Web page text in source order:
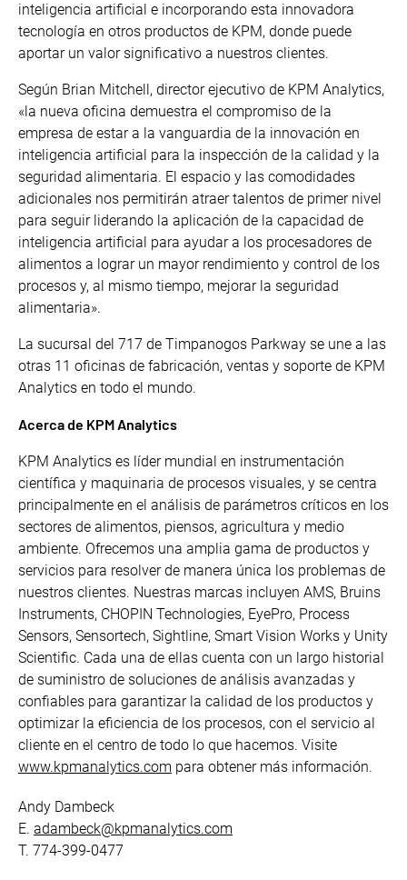
inteligencia artificial e incorporando esta innovadora
tecnología en otros productos de KPM, donde puede
aportar un valor significativo a nuestros clientes.
Según Brian Mitchell, director ejecutivo de KPM Analytics,
«la nueva oficina demuestra el compromiso de la
empresa de estar a la vanguardia de la innovación en
inteligencia artificial para la inspección de la calidad y la
seguridad alimentaria. El espacio y las comodidades
adicionales nos permitirán atraer talentos de primer nivel
para seguir liderando la aplicación de la capacidad de
inteligencia artificial para ayudar a los procesadores de
alimentos a lograr un mayor rendimiento y control de los
procesos y, al mismo tiempo, mejorar la seguridad
alimentaria».
La sucursal del 717 de Timpanogos Parkway se une a las
otras 11 oficinas de fabricación, ventas y soporte de KPM
Analytics en todo el mundo.
Acerca de KPM Analytics
KPM Analytics es líder mundial en instrumentación
científica y maquinaria de procesos visuales, y se centra
principalmente en el análisis de parámetros críticos en los
sectores de alimentos, piensos, agricultura y medio
ambiente. Ofrecemos una amplia gama de productos y
servicios para resolver de manera única los problemas de
nuestros clientes. Nuestras marcas incluyen AMS, Bruins
Instruments, CHOPIN Technologies, EyePro, Process
Sensors, Sensortech, Sightline, Smart Vision Works y Unity
Scientific. Cada una de ellas cuenta con un largo historial
de suministro de soluciones de análisis avanzadas y
confiables para garantizar la calidad de los productos y
optimizar la eficiencia de los procesos, con el servicio al
cliente en el centro de todo lo que hacemos. Visite
www.kpmanalytics.com para obtener más información.
Andy Dambeck
E. adambeck@kpmanalytics.com
T. 774-399-0477